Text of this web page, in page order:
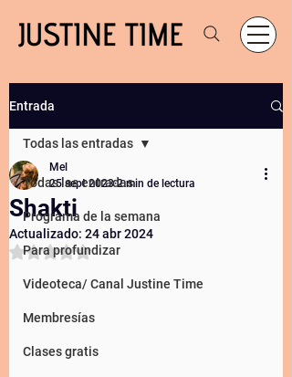
Entrada
Todas las entradas
Programa de la semana
Para profundizar
Videoteca/ Canal Justine Time
Membresías
Clases gratis
Todas las entradas
Shakti
Mel
25 sept 2023 2 min de lectura
Actualizado: 24 abr 2024
Obtuvo NaN de 5 estrellas.